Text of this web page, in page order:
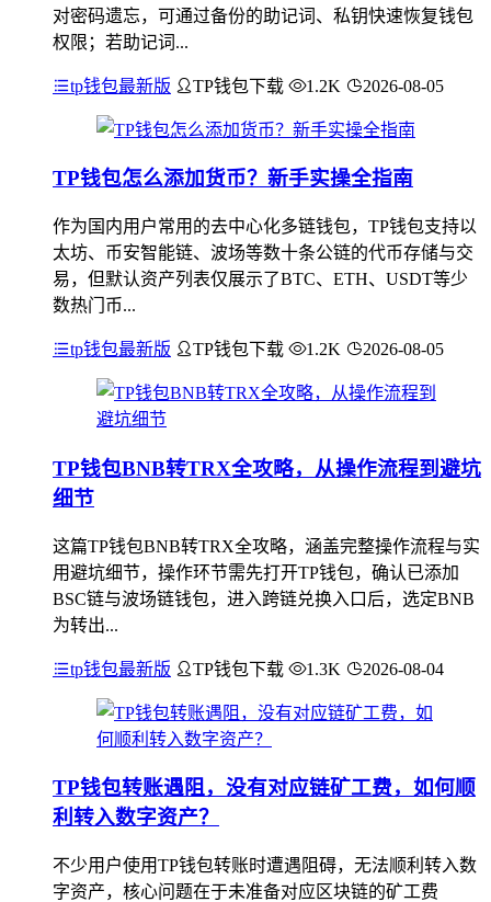
对密码遗忘，可通过备份的助记词、私钥快速恢复钱包
权限；若助记词...
tp钱包最新版 TP钱包下载 1.2K 2026-08-05
TP钱包怎么添加货币？新手实操全指南
作为国内用户常用的去中心化多链钱包，TP钱包支持以
太坊、币安智能链、波场等数十条公链的代币存储与交
易，但默认资产列表仅展示了BTC、ETH、USDT等少
数热门币...
tp钱包最新版 TP钱包下载 1.2K 2026-08-05
TP钱包BNB转TRX全攻略，从操作流程到避坑
细节
这篇TP钱包BNB转TRX全攻略，涵盖完整操作流程与实
用避坑细节，操作环节需先打开TP钱包，确认已添加
BSC链与波场链钱包，进入跨链兑换入口后，选定BNB
为转出...
tp钱包最新版 TP钱包下载 1.3K 2026-08-04
TP钱包转账遇阻，没有对应链矿工费，如何顺
利转入数字资产？
不少用户使用TP钱包转账时遭遇阻碍，无法顺利转入数
字资产，核心问题在于未准备对应区块链的矿工费